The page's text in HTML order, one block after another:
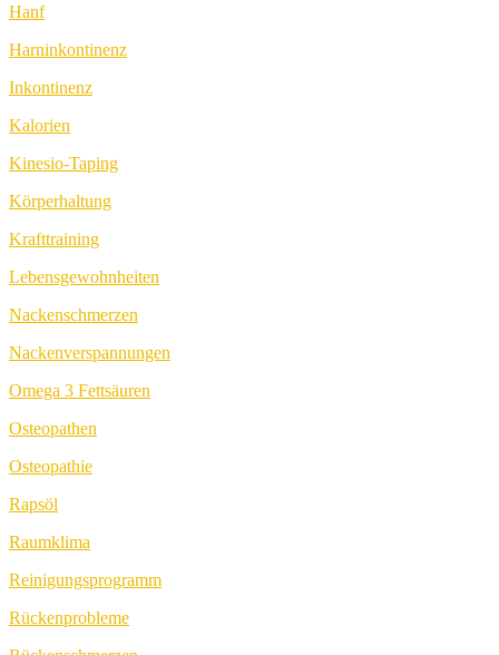
Hanf
Harninkontinenz
Inkontinenz
Kalorien
Kinesio-Taping
Körperhaltung
Krafttraining
Lebensgewohnheiten
Nackenschmerzen
Nackenverspannungen
Omega 3 Fettsäuren
Osteopathen
Osteopathie
Rapsöl
Raumklima
Reinigungsprogramm
Rückenprobleme